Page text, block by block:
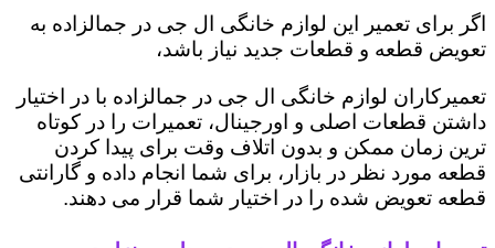
اگر برای تعمیر این لوازم خانگی ال جی در جمالزاده به
تعویض قطعه و قطعات جدید نیاز باشد،
تعمیرکاران لوازم خانگی ال جی در جمالزاده با در اختیار
داشتن قطعات اصلی و اورجینال، تعمیرات را در کوتاه
ترین زمان ممکن و بدون اتلاف وقت برای پیدا کردن
قطعه مورد نظر در بازار، برای شما انجام داده و گارانتی
قطعه تعویض شده را در اختیار شما قرار می دهند.